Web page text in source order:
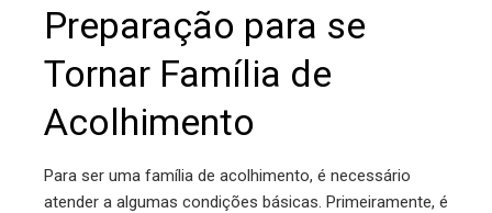
Preparação para se
Tornar Família de
Acolhimento
Para ser uma família de acolhimento, é necessário
atender a algumas condições básicas. Primeiramente, é